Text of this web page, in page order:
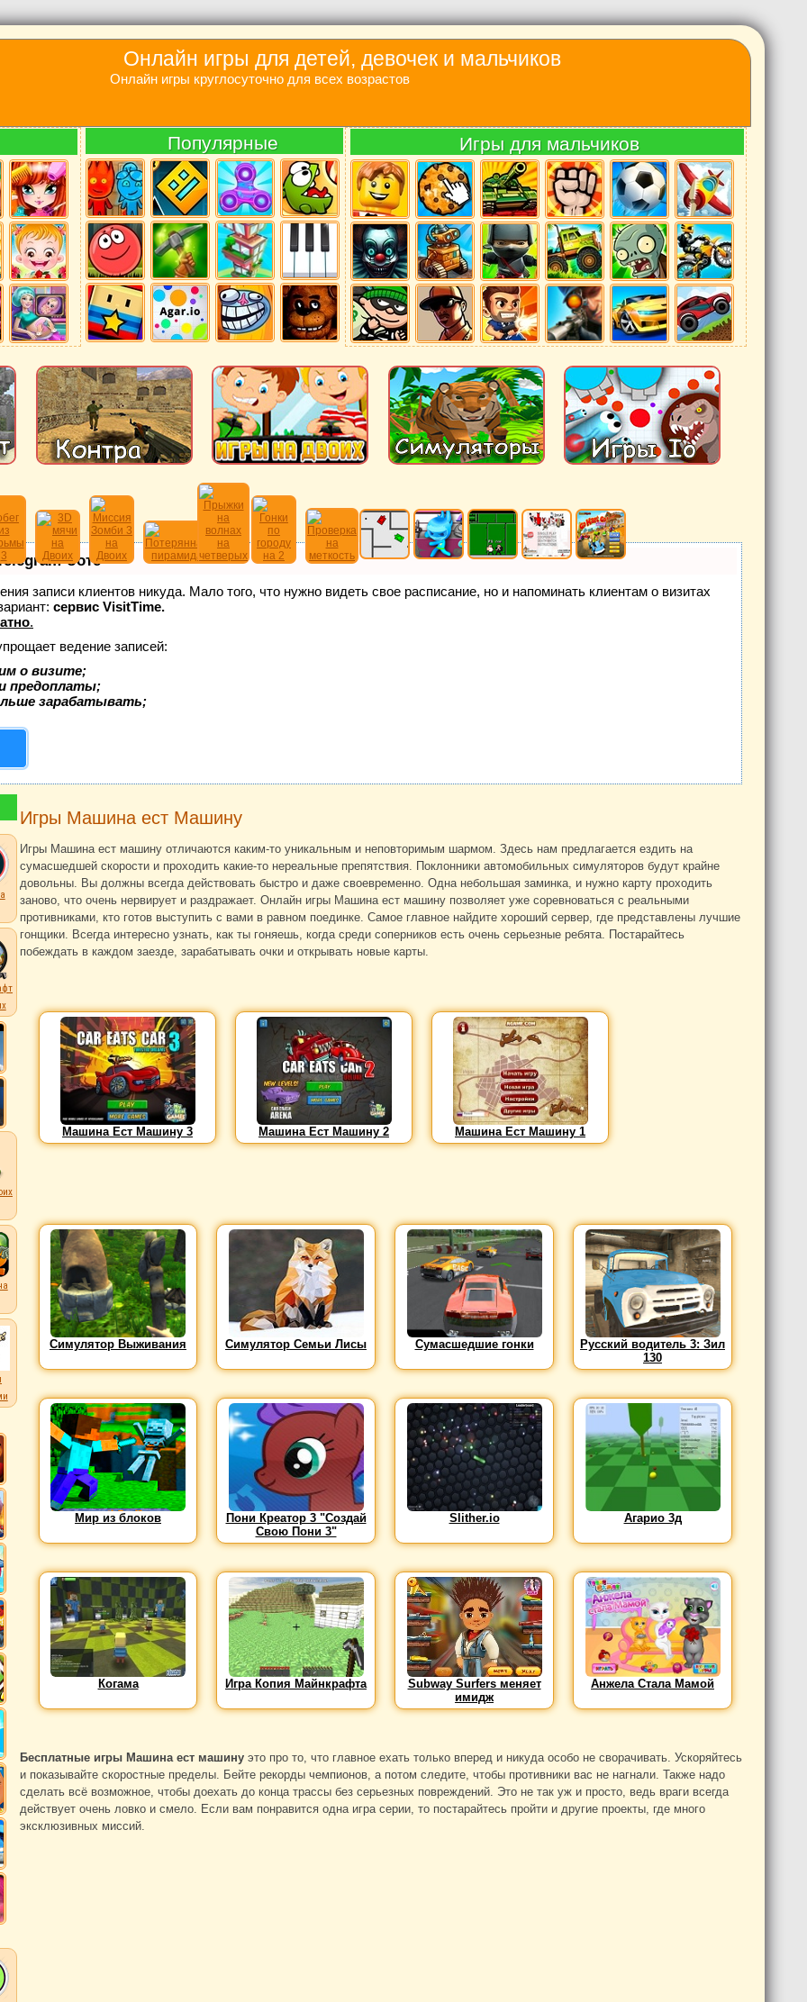
Онлайн игры для детей, девочек и мальчиков
Онлайн игры круглосуточно для всех возрастов
Популярные Игры для мальчиков
боте
записи клиентов никуда. Мало того, что нужно видеть свое расписание, но и напоминать клиентам о визитах
сервис VisitTime.
.
ведение записей:
о визите;
предоплаты;
зарабатывать;
Игры Машина ест Машину
Игры Машина ест машину отличаются каким-то уникальным и неповторимым шармом. Здесь нам предлагается ездить на
сумасшедшей скорости и проходить какие-то нереальные препятствия. Поклонники автомобильных симуляторов будут крайне
довольны. Вы должны всегда действовать быстро и даже своевременно. Одна небольшая заминка, и нужно карту проходить
заново, что очень нервирует и раздражает. Онлайн игры Машина ест машину позволяет уже соревноваться с реальными
противниками, кто готов выступить с вами в равном поединке. Самое главное найдите хороший сервер, где представлены лучшие
гонщики. Всегда интересно узнать, как ты гоняешь, когда среди соперников есть очень серьезные ребята. Постарайтесь
побеждать в каждом заезде, зарабатывать очки и открывать новые карты.
Машина Ест Машину 3 Машина Ест Машину 2 Машина Ест Машину 1
Симулятор Выживания Симулятор Семьи Лисы Сумасшедшие гонки
Русский водитель 3: Зил
130
Мир из блоков
Пони Креатор 3 "Создай
Свою Пони 3"
Slither.io Агарио 3д
Когама Игра Копия Майнкрафта
Subway Surfers меняет
имидж
Анжела Стала Мамой
Бесплатные игры Машина ест машину это про то, что главное ехать только вперед и никуда особо не сворачивать. Ускоряйтесь
и показывайте скоростные пределы. Бейте рекорды чемпионов, а потом следите, чтобы противники вас не нагнали. Также надо
сделать всё возможное, чтобы доехать до конца трассы без серьезных повреждений. Это не так уж и просто, ведь враги всегда
действует очень ловко и смело. Если вам понравится одна игра серии, то постарайтесь пройти и другие проекты, где много
эксклюзивных миссий.